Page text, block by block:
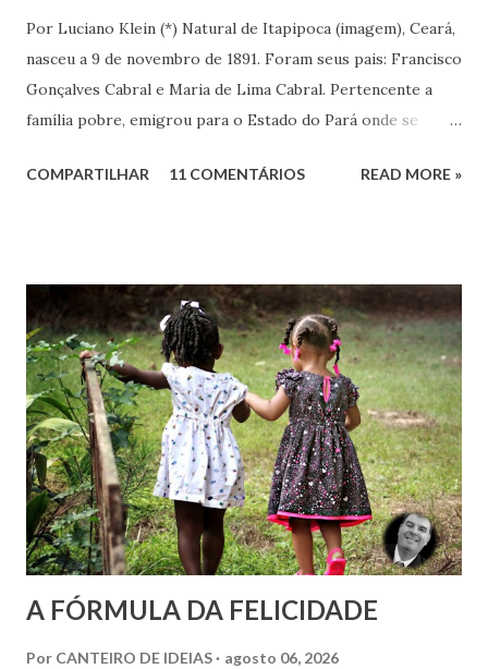
Por Luciano Klein (*) Natural de Itapipoca (imagem), Ceará,
nasceu a 9 de novembro de 1891. Foram seus pais: Francisco
Gonçalves Cabral e Maria de Lima Cabral. Pertencente a
família pobre, emigrou para o Estado do Pará onde se
nos estudos, adquiriu conhecimentos gerais, notadamente
com rapidez e brilhantismo.
COMPARTILHAR 11 COMENTÁRIOS READ MORE »
A FÓRMULA DA FELICIDADE
Por CANTEIRO DE IDEIAS agosto 06, 2026